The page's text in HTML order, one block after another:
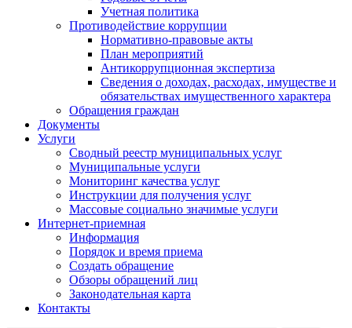
Учетная политика
Противодействие коррупции
Нормативно-правовые акты
План мероприятий
Антикоррупционная экспертиза
Сведения о доходах, расходах, имуществе и
обязательствах имущественного характера
Обращения граждан
Документы
Услуги
Сводный реестр муниципальных услуг
Муниципальные услуги
Мониторинг качества услуг
Инструкции для получения услуг
Массовые социально значимые услуги
Интернет-приемная
Информация
Порядок и время приема
Создать обращение
Обзоры обращений лиц
Законодательная карта
Контакты